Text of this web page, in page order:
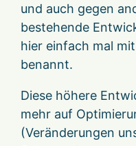
und auch gegen
bestehende
hier einfach mal
benannt.
Diese höhere
mehr auf
(Veränderungen